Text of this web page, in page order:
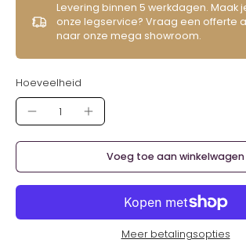
Levering binnen 5 werkdagen. Maak
onze legservice? Vraag een offerte
naar onze mega showroom.
Hoeveelheid
Voeg toe aan winkelwagen
Meer betalingsopties